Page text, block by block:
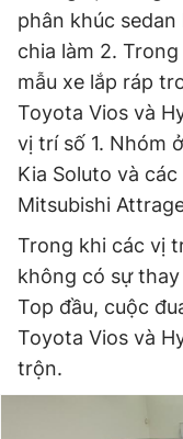
phân khúc
chia làm 2.
mẫu xe lắp ráp
Toyota Vios và
vị trí số 1. Nhóm
Kia Soluto và
Mitsubishi
Trong khi các vị
không có sự
Top đầu, cuộc
Toyota Vios và
trộn.